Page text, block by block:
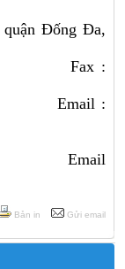
Đống Đa,
Fax :
:
Email
Bản in Gửi email